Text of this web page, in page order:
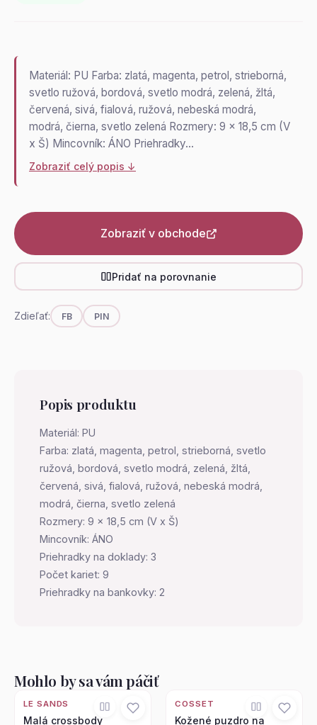
Materiál: PU Farba: zlatá, magenta, petrol, strieborná,
svetlo ružová, bordová, svetlo modrá, zelená, žltá,
červená, sivá, fialová, ružová, nebeská modrá,
modrá, čierna, svetlo zelená Rozmery: 9 x 18,5 cm (V
x Š) Mincovník: ÁNO Priehradky…
Zobraziť celý popis ↓
Zobraziť v obchode
Pridať na porovnanie
Zdieľať: FB PIN
Popis produktu
Materiál: PU
Farba: zlatá, magenta, petrol, strieborná, svetlo
ružová, bordová, svetlo modrá, zelená, žltá,
červená, sivá, fialová, ružová, nebeská modrá,
modrá, čierna, svetlo zelená
Rozmery: 9 x 18,5 cm (V x Š)
Mincovník: ÁNO
Priehradky na doklady: 3
Počet kariet: 9
Priehradky na bankovky: 2
Mohlo by sa vám páčiť
LE SANDS
Malá crossbody
COSSET
Kožené puzdro na